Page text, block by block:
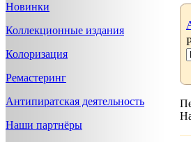
Новинки
Коллекционные издания
Колоризация
Ремастеринг
Антипиратская деятельность
Наши партнёры